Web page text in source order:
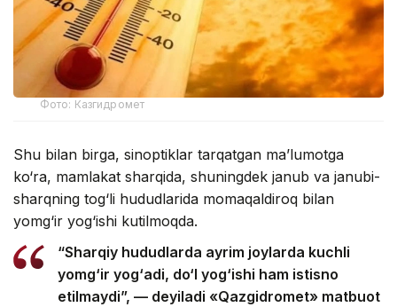
Фото: Казгидромет
Shu bilan birga, sinoptiklar tarqatgan ma’lumotga
ko‘ra, mamlakat sharqida, shuningdek janub va janubi-
sharqning tog‘li hududlarida momaqaldiroq bilan
yomg‘ir yog‘ishi kutilmoqda.
“Sharqiy hududlarda ayrim joylarda kuchli
yomg‘ir yog‘adi, do‘l yog‘ishi ham istisno
etilmaydi”, — deyiladi «Qazgidromet» matbuot